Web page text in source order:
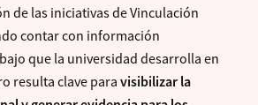
de las iniciativas de Vinculación
contar con información
que la universidad desarrolla en
resulta clave para visibilizar la